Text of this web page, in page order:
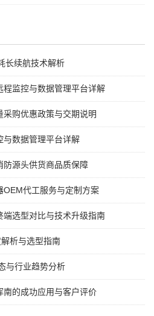
长续航技术解析
监控与数据管理平台详解
购优惠政策与交期说明
与数据管理平台详解
防源头供货商品质保障
代工服务与定制方案
选型对比与技术升级指南
析与选型指南
与行业趋势分析
的成功应用与客户评价